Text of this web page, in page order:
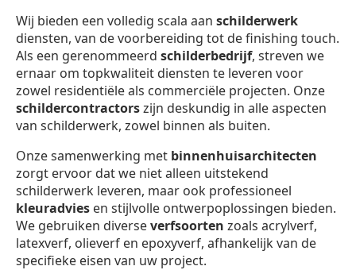
Wij bieden een volledig scala aan schilderwerk
diensten, van de voorbereiding tot de finishing touch.
Als een gerenommeerd schilderbedrijf, streven we
ernaar om topkwaliteit diensten te leveren voor
zowel residentiële als commerciële projecten. Onze
schildercontractorszijn deskundig in alle aspecten
van schilderwerk, zowel binnen als buiten.
Onze samenwerking met binnenhuisarchitecten
zorgt ervoor dat we niet alleen uitstekend
schilderwerk leveren, maar ook professioneel
kleuradvies en stijlvolle ontwerpoplossingen bieden.
We gebruiken diverseverfsoorten zoals acrylverf,
latexverf, olieverf en epoxyverf, afhankelijk van de
specifieke eisen van uw project.